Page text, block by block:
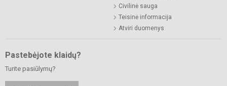
Civilinė sauga
Teisinė informacija
Atviri duomenys
Pastebėjote klaidų?
Turite pasiūlymų?